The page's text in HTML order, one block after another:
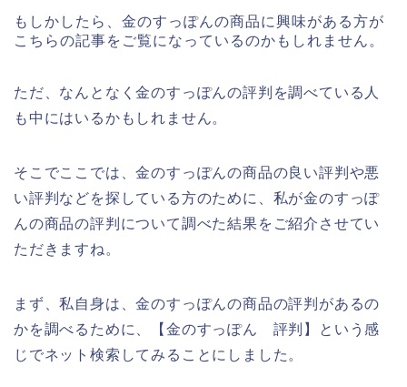
もしかしたら、金のすっぽんの商品に興味がある方が
こちらの記事をご覧になっているのかもしれません。
ただ、なんとなく金のすっぽんの評判を調べている人
も中にはいるかもしれません。
そこでここでは、金のすっぽんの商品の良い評判や悪
い評判などを探している方のために、私が金のすっぽ
んの商品の評判について調べた結果をご紹介させてい
ただきますね。
まず、私自身は、金のすっぽんの商品の評判があるの
かを調べるために、【金のすっぽん 評判】という感
じでネット検索してみることにしました。